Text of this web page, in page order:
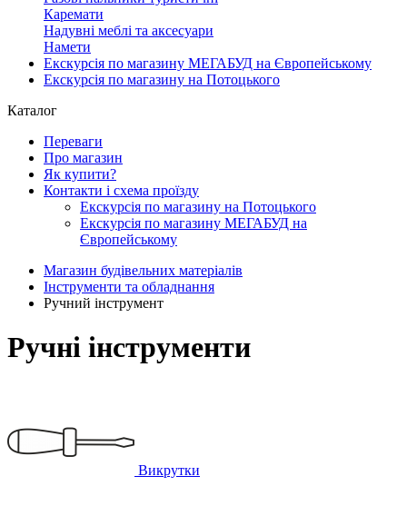
Каремати
Надувні меблі та аксесуари
Намети
Екскурсія по магазину МЕГАБУД на Європейському
Екскурсія по магазину на Потоцького
Каталог
Переваги
Про магазин
Як купити?
Контакти і схема проїзду
Екскурсія по магазину на Потоцького
Екскурсія по магазину МЕГАБУД на
Європейському
Магазин будівельних матеріалів
Інструменти та обладнання
Ручний інструмент
Ручні інструменти
Викрутки